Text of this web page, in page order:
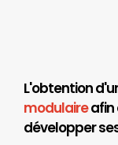
L'obtention
modulaireafin
développer